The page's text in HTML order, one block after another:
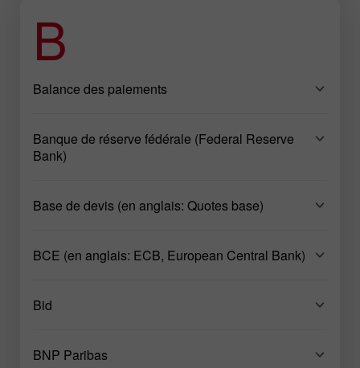
B
Balance des paiements
Banque de réserve fédérale (Federal Reserve
Bank)
Base de devis (en anglais: Quotes base)
BCE (en anglais: ECB, European Central Bank)
Bid
BNP Paribas